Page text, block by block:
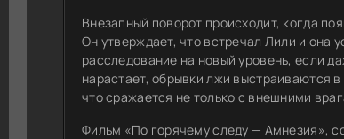
Внезапный поворот происходит, когда
Он утверждает, что встречал Лили и она
расследование на новый уровень, если
нарастает, обрывки лжи выстраиваются
что сражается не только с внешними
Фильм «По горячему следу — Амнезия»,